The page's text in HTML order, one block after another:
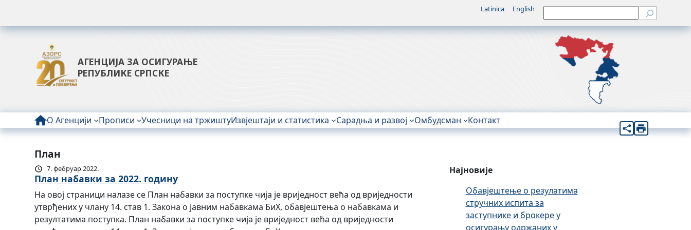
Latinica English Претрага
АГЕНЦИЈА ЗА ОСИГУРАЊЕ
РЕПУБЛИКЕ СРПСКЕ
О Агенцији Прописи Учесници на тржиштуИзвјештаји и статистика Сарадња и развој Омбудсман Контакт
План
7. фебруар 2022.
План набавки за 2022. годину
На овој страници налазе се План набавки за поступке чија је вриједност већа од вриједности
утврђених у члану 14. став 1. Закона о јавним набавкама БиХ, обавјештења о набавкама и
резултатима поступка. План набавки за поступке чија је вриједност већа од вриједности
Најновије
Обавјештење о резулатима
стручних испита за
заступнике и брокере у
осигурању одржаних у